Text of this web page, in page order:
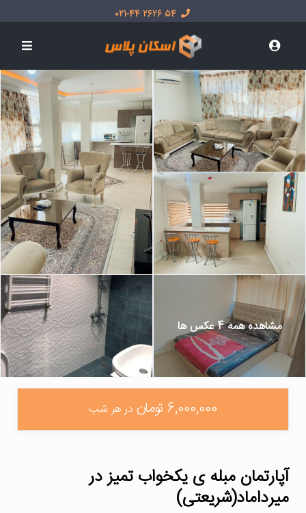
54 2626 021-44
مشاهده همه 4 عکس ها
6,000,000 تومان در هر شب
آپارتمان مبله ی یکخواب تمیز در
میرداماد(شریعتی)